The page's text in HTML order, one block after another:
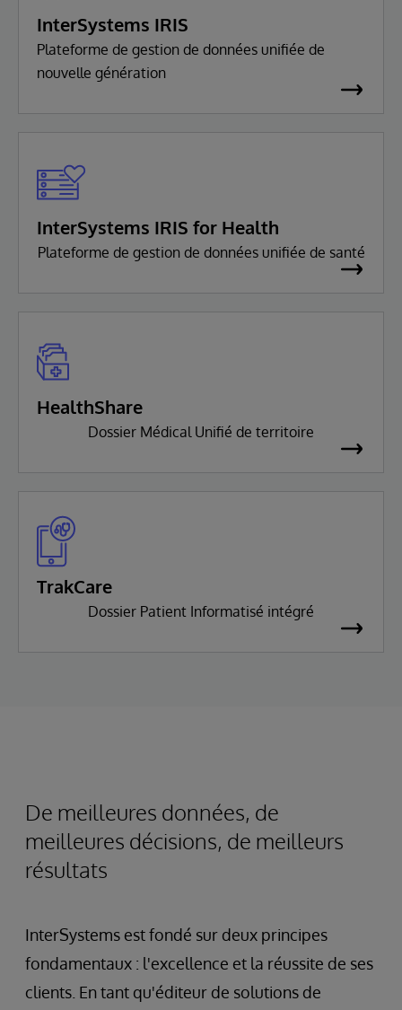
InterSystems IRIS
Plateforme de gestion de données unifiée de
nouvelle génération
InterSystems IRIS for Health
Plateforme de gestion de données unifiée de santé
HealthShare
Dossier Médical Unifié de territoire
TrakCare
Dossier Patient Informatisé intégré
De meilleures données, de
meilleures décisions, de meilleurs
résultats
InterSystems est fondé sur deux principes
fondamentaux : l'excellence et la réussite de ses
clients. En tant qu'éditeur de solutions de